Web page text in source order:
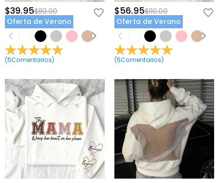
$39.95$80.00
Oferta de Verano
(5Comentarios)
$56.95$110.00
Oferta de Verano
(5Comentarios)